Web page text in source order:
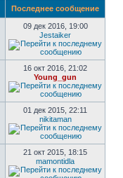
Последнее сообщение
09 дек 2016, 19:00
Jestaiker
16 окт 2016, 21:02
Young_gun
01 дек 2015, 22:11
nikitaman
21 окт 2015, 18:15
mamontidla